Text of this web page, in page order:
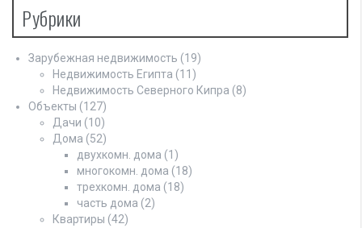
Рубрики
Зарубежная недвижимость (19)
Недвижимость Египта (11)
Недвижимость Северного Кипра (8)
Объекты (127)
Дачи (10)
Дома (52)
двухкомн. дома (1)
многокомн. дома (18)
трехкомн. дома (18)
часть дома (2)
Квартиры (42)